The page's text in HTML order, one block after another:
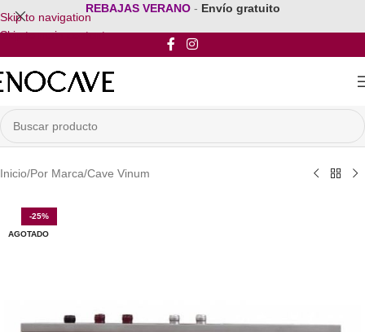
Skip to navigation
Skip to main content
REBAJAS VERANO - Envío gratuito
Inicio/Por Marca/Cave Vinum
-25%
AGOTADO